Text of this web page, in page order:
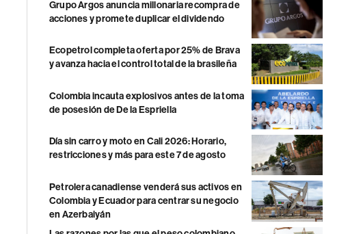
Grupo Argos anuncia millonaria recompra de
acciones y promete duplicar el dividendo
Ecopetrol completa oferta por 25% de Brava
y avanza hacia el control total de la brasileña
Colombia incauta explosivos antes de la toma
de posesión de De la Espriella
Día sin carro y moto en Cali 2026: Horario,
restricciones y más para este 7 de agosto
Petrolera canadiense venderá sus activos en
Colombia y Ecuador para centrar su negocio
en Azerbaiyán